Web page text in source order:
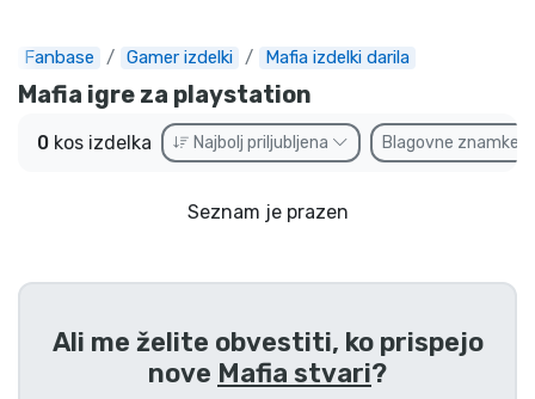
Fanbase Gamer izdelki Mafia izdelki darila
Mafia igre za playstation
0 kos izdelka Najbolj priljubljena Blagovne znamke
Seznam je prazen
Ali me želite obvestiti, ko prispejo
nove Mafia stvari?
Ekspresna dostava
Prednaročila
Outlet izdelki
Dostava in plačilo
Tv serijske izdelki
Filmske izdelki